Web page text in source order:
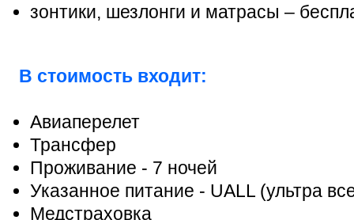
зонтики, шезлонги и матрасы –
В стоимость входит:
Авиаперелет
Трансфер
Проживание - 7 ночей
Указанное питание - UALL (ультра
Медстраховка